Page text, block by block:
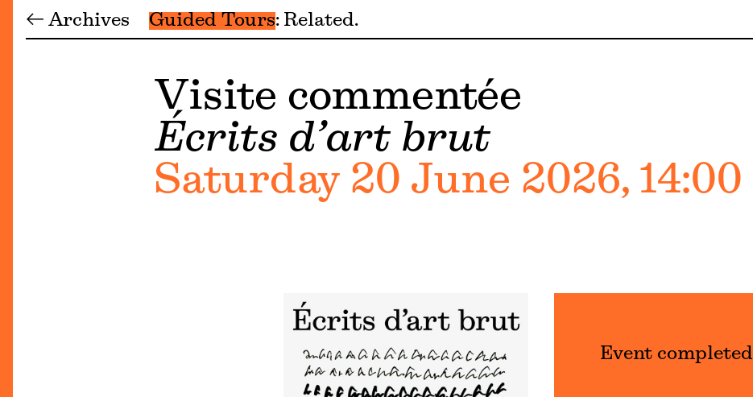
← Archives Guided Tours Related
Visite commentée
Écrits d’art brut
Saturday 20 June 2026, 14:00
Event completed